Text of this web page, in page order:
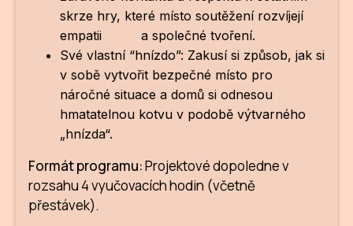
skrze hry, které místo soutěžení rozvíjejí
empatii a společné tvoření.
Své vlastní “hnízdo”: Zakusí si způsob, jak si
v sobě vytvořit bezpečné místo pro
náročné situace a domů si odnesou
hmatatelnou kotvu v podobě výtvarného
„hnízda“.
Formát programu:Projektové dopoledne v
rozsahu 4 vyučovacích hodin (včetně
přestávek).